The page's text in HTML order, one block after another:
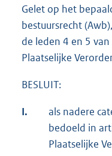
Gelet op het
bestuursrecht
de leden 4 en 5
Plaatselijke
BESLUIT:
I.
als nadere
bedoeld in
Plaatselijke